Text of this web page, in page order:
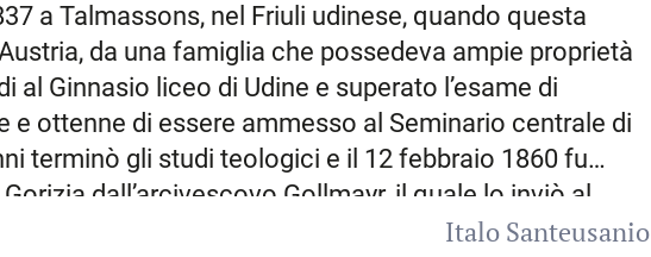
a Talmassons, nel Friuli udinese, quando questa
da una famiglia che possedeva ampie proprietà
al Ginnasio liceo di Udine e superato l’esame di
e ottenne di essere ammesso al Seminario centrale di
terminò gli studi teologici e il 12 febbraio 1860 fu
Gorizia dall’arcivescovo Gollmayr, il quale lo inviò al
Istituto superiore per la formazione del cleroItalo Santeusanio